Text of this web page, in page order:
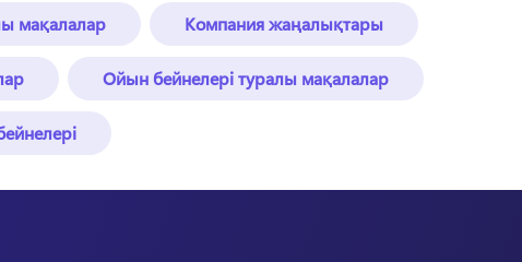
мақалалар Компания жаңалықтары
Ойын бейнелері туралы мақалалар